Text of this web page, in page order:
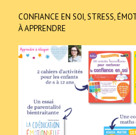
CONFIANCE EN SOI, STRESS,
À APPRENDRE